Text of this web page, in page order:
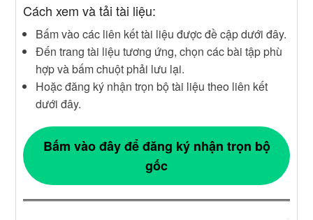
Cách xem và tải tài liệu:
Bấm vào các liên kết tài liệu được đề cập dưới đây.
Đến trang tài liệu tương ứng, chọn các bài tập phù
hợp và bấm chuột phải lưu lại.
Hoặc đăng ký nhận trọn bộ tài liệu theo liên kết
dưới đây.
Bấm vào đây để đăng ký nhận trọn bộ
gốc